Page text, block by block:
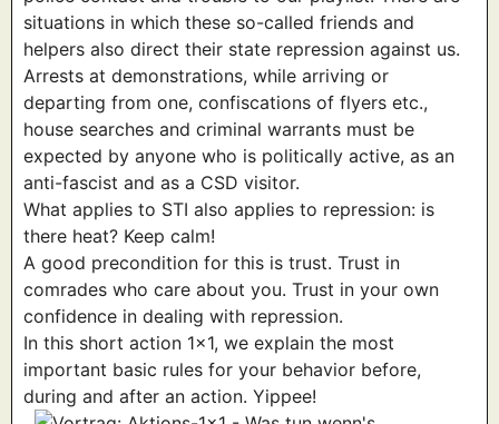
situations in which these so-called friends and
helpers also direct their state repression against us.
Arrests at demonstrations, while arriving or
departing from one, confiscations of flyers etc.,
house searches and criminal warrants must be
expected by anyone who is politically active, as an
anti-fascist and as a CSD visitor.
What applies to STI also applies to repression: is
there heat? Keep calm!
A good precondition for this is trust. Trust in
comrades who care about you. Trust in your own
confidence in dealing with repression.
In this short action 1×1, we explain the most
important basic rules for your behavior before,
during and after an action. Yippee!